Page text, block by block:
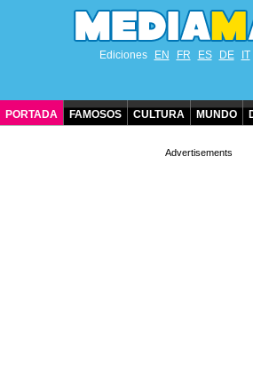
Ediciones EN FR ES DE IT
PORTADA FAMOSOS CULTURA MUNDO